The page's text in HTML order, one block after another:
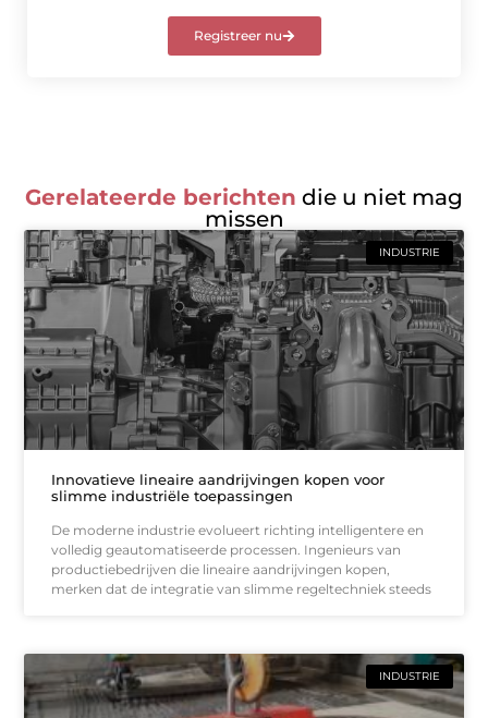
Registreer nu
Gerelateerde berichten die u niet mag
missen
INDUSTRIE
Innovatieve lineaire aandrijvingen kopen voor
slimme industriële toepassingen
De moderne industrie evolueert richting intelligentere en
volledig geautomatiseerde processen. Ingenieurs van
productiebedrijven die lineaire aandrijvingen kopen,
merken dat de integratie van slimme regeltechniek steeds
INDUSTRIE